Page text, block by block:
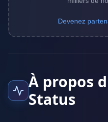
Devenez
À propos
Status